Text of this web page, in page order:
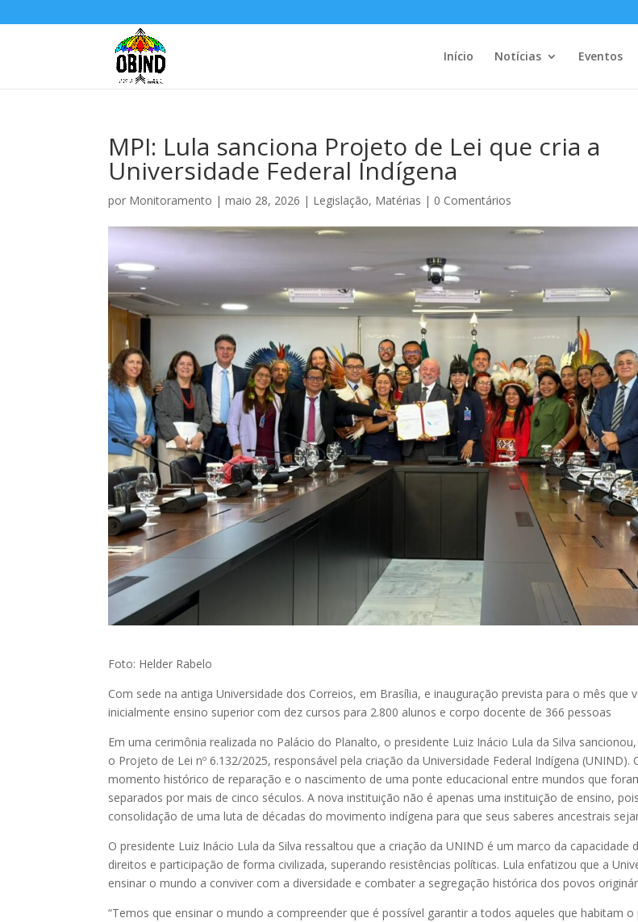
Início Notícias Eventos
MPI: Lula sanciona Projeto de Lei que cria a
Universidade Federal Indígena
por Monitoramento |maio 28, 2026 | Legislação, Matérias | 0 Comentários
Foto: Helder Rabelo
Com sede na antiga Universidade dos Correios, em Brasília, e inauguração prevista para o mês que
inicialmente ensino superior com dez cursos para 2.800 alunos e corpo docente de 366 pessoas
Em uma cerimônia realizada no Palácio do Planalto, o presidente Luiz Inácio Lula da Silva
o Projeto de Lei nº 6.132/2025, responsável pela criação da Universidade Federal Indígena (UNIND).
momento histórico de reparação e o nascimento de uma ponte educacional entre mundos que
separados por mais de cinco séculos. A nova instituição não é apenas uma instituição de ensino,
consolidação de uma luta de décadas do movimento indígena para que seus saberes ancestrais
O presidente Luiz Inácio Lula da Silva ressaltou que a criação da UNIND é um marco da capacidade
direitos e participação de forma civilizada, superando resistências políticas. Lula enfatizou que a
ensinar o mundo a conviver com a diversidade e combater a segregação histórica dos povos
“Temos que ensinar o mundo a compreender que é possível garantir a todos aqueles que habitam o